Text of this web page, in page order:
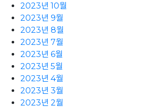
2023년 10월
2023년 9월
2023년 8월
2023년 7월
2023년 6월
2023년 5월
2023년 4월
2023년 3월
2023년 2월